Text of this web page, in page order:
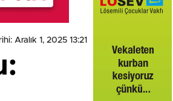
Aralık 1, 2025 13:21